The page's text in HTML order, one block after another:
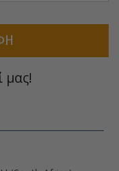
μας!